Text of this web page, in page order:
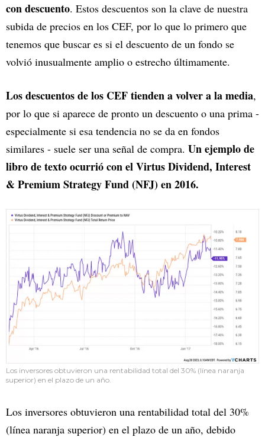
con descuento. Estos descuentos son la clave de nuestra
subida de precios en los CEF, por lo que lo primero que
tenemos que buscar es si el descuento de un fondo se
volvió inusualmente amplio o estrecho últimamente.
Los descuentos de los CEF tienden a volver a la media,
por lo que si aparece de pronto un descuento o una prima -
especialmente si esa tendencia no se da en fondos
similares - suele ser una señal de compra. Un ejemplo de
libro de texto ocurrió con el Virtus Dividend, Interest
& Premium Strategy Fund (NFJ) en 2016.
Los inversores obtuvieron una rentabilidad total del 30% (línea naranja
superior) en el plazo de un año.
Los inversores obtuvieron una rentabilidad total del 30%
(línea naranja superior) en el plazo de un año, debido